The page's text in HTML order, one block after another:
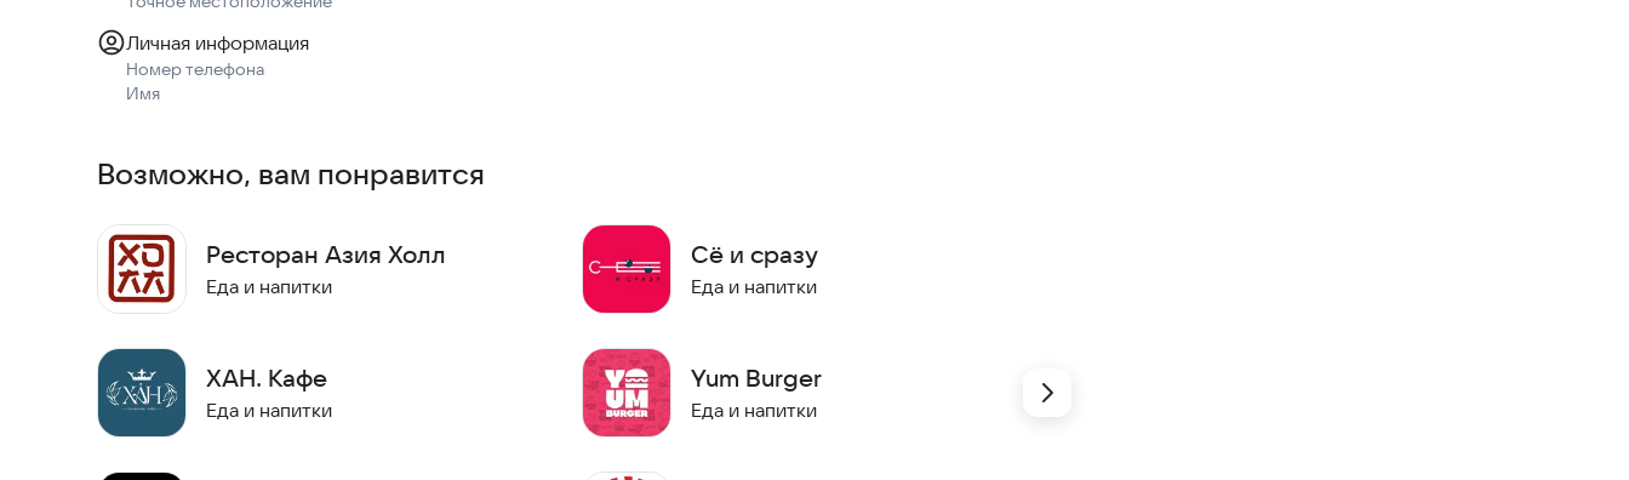
Личная информация
Номер телефона
Имя
Возможно, вам понравится
Ресторан Азия Холл
Еда и напитки
ХАН. Кафе
Еда и напитки
Сё и сразу
Еда и напитки
Yum Burger
Еда и напитки